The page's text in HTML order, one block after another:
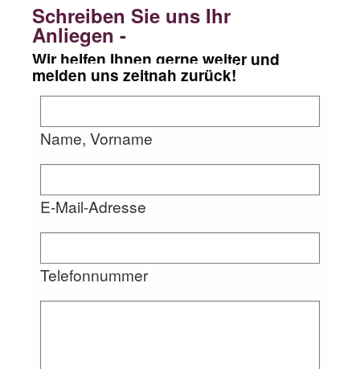
Schreiben Sie uns Ihr
Anliegen -
Wir helfen Ihnen gerne weiter und
melden uns zeitnah zurück!
Name, Vorname
E-Mail-Adresse
Telefonnummer